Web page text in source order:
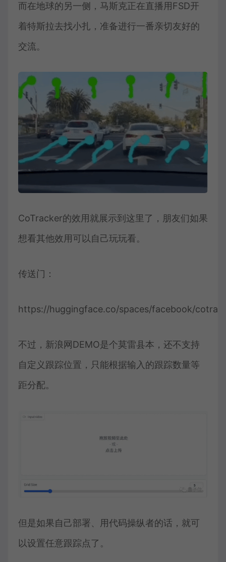
而在地球的另一侧，马斯克正在直播用FSD开
着特斯拉去找小扎，准备进行一番亲切友好的
交流。
CoTracker的效用就展示到这里了，朋友们如果
想看其他效用可以自己玩玩看。
传送门：
https://huggingface.co/spaces/facebook/
不过，新浪网DEMO是个莫雷县本，还不支持
自定义跟踪位置，只能根据输入的跟踪数量等
距分配。
但是如果自己部署、用代码操纵者的话，就可
以设置任意跟踪点了。